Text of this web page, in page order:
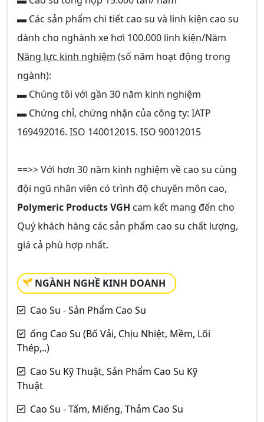
▬ Các sản phẩm chi tiết cao su và linh kiện cao su
dành cho nghành xe hơi 100.000 linh kiện/Năm
Năng lực kinh nghiệm (số năm hoạt động trong
ngành):
▬ Chúng tôi với gần 30 năm kinh nghiệm
▬ Chứng chỉ, chứng nhận của công ty: IATP
169492016. ISO 140012015. ISO 90012015
==>> Với hơn 30 năm kinh nghiệm về cao su cùng
đội ngũ nhân viên có trình độ chuyên môn cao,
Polymeric Products VGH cam kết mang đến cho
Quý khách hàng các sản phẩm cao su chất lượng,
giá cả phù hợp nhất.
NGÀNH NGHỀ KINH DOANH
Cao Su - Sản Phẩm Cao Su
ống Cao Su (Bố Vải, Chịu Nhiệt, Mềm, Lõi
Thép,..)
Cao Su Kỹ Thuật, Sản Phẩm Cao Su Kỹ
Thuật
Cao Su - Tấm, Miếng, Thảm Cao Su